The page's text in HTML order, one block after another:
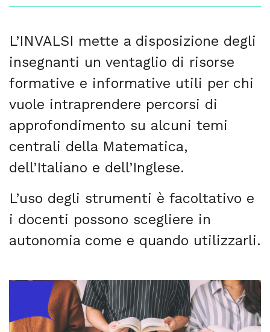
L’INVALSI mette a disposizione degli
insegnanti un ventaglio di risorse
formative e informative utili per chi
vuole intraprendere percorsi di
approfondimento su alcuni temi
centrali della Matematica,
dell’Italiano e dell’Inglese.
L’uso degli strumenti è facoltativo e
i docenti possono scegliere in
autonomia come e quando utilizzarli.